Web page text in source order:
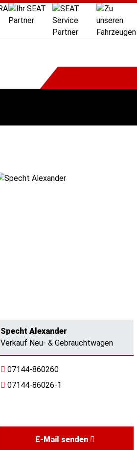
Specht Alexander
Verkauf Neu- & Gebrauchtwagen
07144-860260
07144-86026-1
E-Mail senden